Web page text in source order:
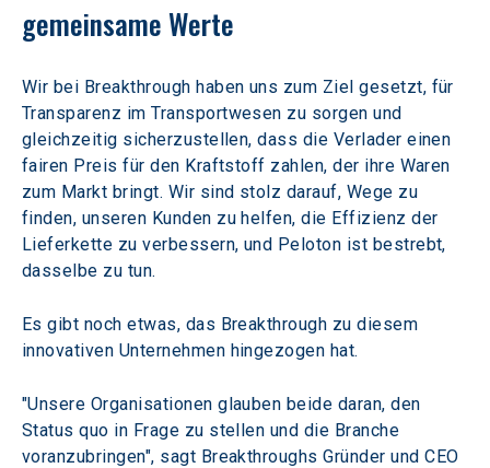
gemeinsame Werte
Wir bei Breakthrough haben uns zum Ziel gesetzt, für
Transparenz im Transportwesen zu sorgen und
gleichzeitig sicherzustellen, dass die Verlader einen
fairen Preis für den Kraftstoff zahlen, der ihre Waren
zum Markt bringt. Wir sind stolz darauf, Wege zu
finden, unseren Kunden zu helfen, die Effizienz der
Lieferkette zu verbessern, und Peloton ist bestrebt,
dasselbe zu tun.
Es gibt noch etwas, das Breakthrough zu diesem
innovativen Unternehmen hingezogen hat.
"Unsere Organisationen glauben beide daran, den
Status quo in Frage zu stellen und die Branche
voranzubringen", sagt Breakthroughs Gründer und CEO